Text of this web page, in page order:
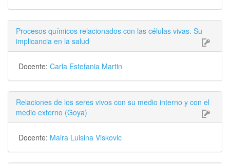
Procesos químicos relacionados con las células vivas. Su
implicancia en la salud
Docente: Carla Estefania Martin
Relaciones de los seres vivos con su medio interno y con el
medio externo (Goya)
Docente: Maira Luisina Viskovic